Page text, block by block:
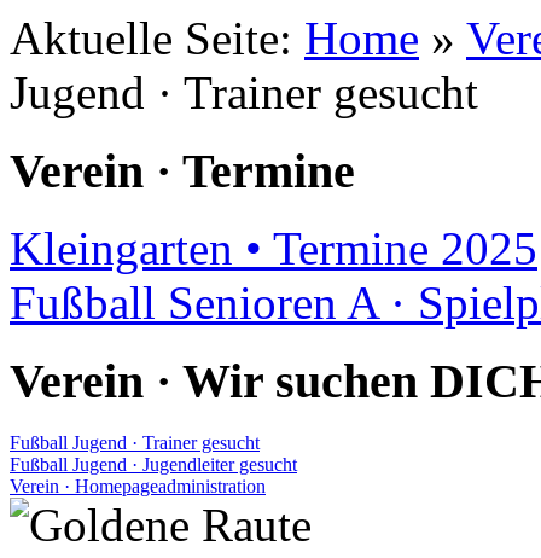
Aktuelle Seite: Home »
Jugend · Trainer gesucht
Verein · Termine
Kleingarten • Termine 2025
Fußball Senioren A ·
Verein · Wir suchen
Fußball Jugend · Trainer gesucht
Fußball Jugend · Jugendleiter gesucht
Verein · Homepageadministration